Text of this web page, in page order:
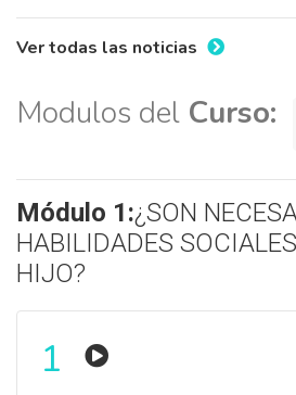
Ver todas las noticias
Modulos del Curso:
Módulo 1:¿SON
HABILIDADES
HIJO?
1